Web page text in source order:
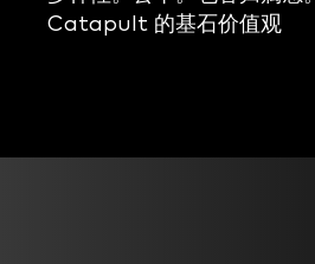
Catapult 的基石价值观